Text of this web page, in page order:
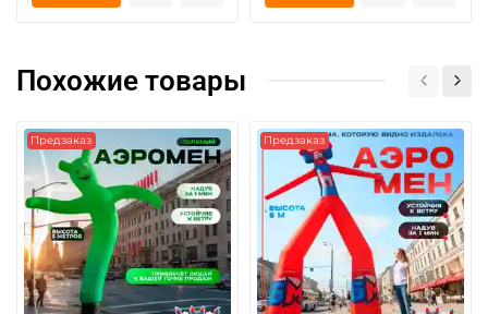
Похожие товары
Предзаказ Предзаказ